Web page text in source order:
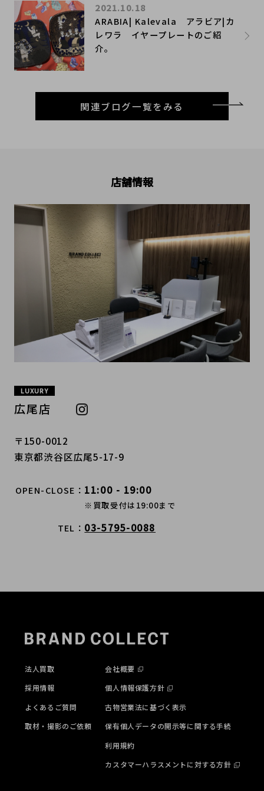
ARABIA| Kalevala アラビア|カ
レワラ イヤープレートのご紹
介。
2021.10.18
関連ブログ一覧をみる
店舗情報
LUXURY
広尾店
〒150-0012
東京都渋谷区広尾5-17-9
OPEN-CLOSE 11:00 - 19:00
※買取受付は19:00まで
TEL 03-5795-0088
法人買取
採用情報
よくあるご質問
取材・撮影のご依頼
会社概要
個人情報保護方針
古物営業法に基づく表示
保有個人データの開示等に関する手続
利用規約
カスタマーハラスメントに対する方針